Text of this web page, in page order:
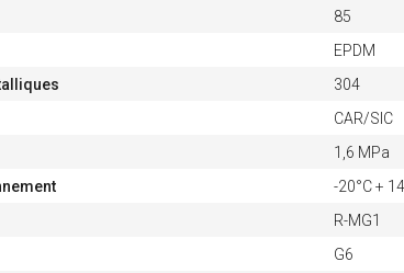
85
EPDM
304
CAR/SIC
1,6 MPa
-20°C +
R-MG1
G6